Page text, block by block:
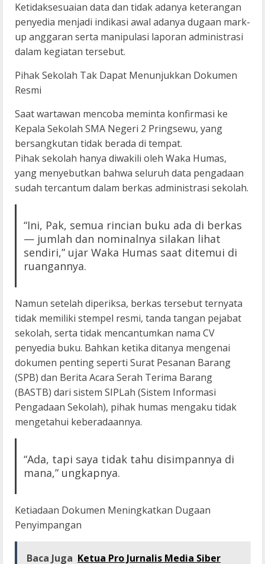
Ketidaksesuaian data dan tidak adanya keterangan
penyedia menjadi indikasi awal adanya dugaan mark-
up anggaran serta manipulasi laporan administrasi
dalam kegiatan tersebut.
Pihak Sekolah Tak Dapat Menunjukkan Dokumen
Resmi
Saat wartawan mencoba meminta konfirmasi ke
Kepala Sekolah SMA Negeri 2 Pringsewu, yang
bersangkutan tidak berada di tempat.
Pihak sekolah hanya diwakili oleh Waka Humas,
yang menyebutkan bahwa seluruh data pengadaan
sudah tercantum dalam berkas administrasi sekolah.
“Ini, Pak, semua rincian buku ada di berkas
— jumlah dan nominalnya silakan lihat
sendiri,” ujar Waka Humas saat ditemui di
ruangannya.
Namun setelah diperiksa, berkas tersebut ternyata
tidak memiliki stempel resmi, tanda tangan pejabat
sekolah, serta tidak mencantumkan nama CV
penyedia buku. Bahkan ketika ditanya mengenai
dokumen penting seperti Surat Pesanan Barang
(SPB) dan Berita Acara Serah Terima Barang
(BASTB) dari sistem SIPLah (Sistem Informasi
Pengadaan Sekolah), pihak humas mengaku tidak
mengetahui keberadaannya.
“Ada, tapi saya tidak tahu disimpannya di
mana,” ungkapnya.
Ketiadaan Dokumen Meningkatkan Dugaan
Penyimpangan
Baca Juga Ketua Pro Jurnalis Media Siber